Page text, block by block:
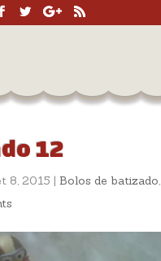
12
8, 2015 | Bolos de batizado,